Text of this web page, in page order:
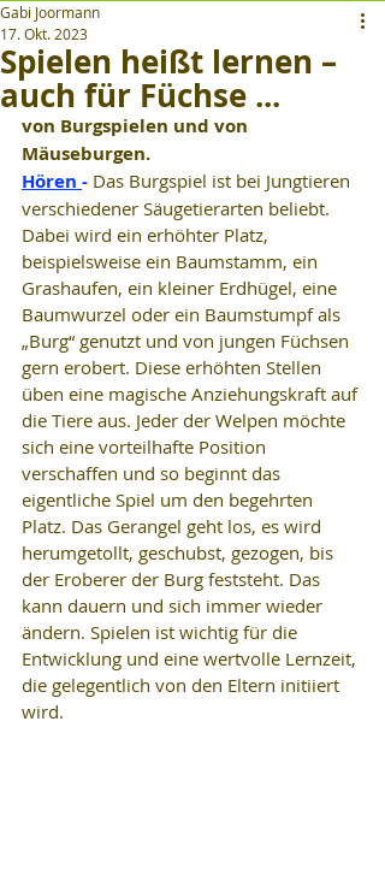
Spielen heißt lernen –
auch für Füchse ...
Gabi Joormann
17. Okt. 2023
von Burgspielen und von
Mäuseburgen.
Hören - Das Burgspiel ist bei Jungtieren
verschiedener Säugetierarten beliebt.
Dabei wird ein erhöhter Platz,
beispielsweise ein Baumstamm, ein
Grashaufen, ein kleiner Erdhügel, eine
Baumwurzel oder ein Baumstumpf als
„Burg“ genutzt und von jungen Füchsen
gern erobert. Diese erhöhten Stellen
üben eine magische Anziehungskraft auf
die Tiere aus. Jeder der Welpen möchte
sich eine vorteilhafte Position
verschaffen und so beginnt das
eigentliche Spiel um den begehrten
Platz. Das Gerangel geht los, es wird
herumgetollt, geschubst, gezogen, bis
der Eroberer der Burg feststeht. Das
kann dauern und sich immer wieder
ändern. Spielen ist wichtig für die
Entwicklung und eine wertvolle Lernzeit,
die gelegentlich von den Eltern initiiert
wird.